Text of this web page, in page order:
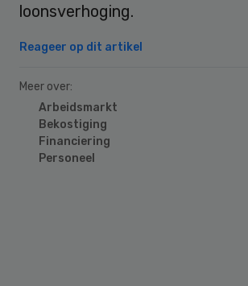
loonsverhoging.
Reageer op dit artikel
Meer over:
Arbeidsmarkt
Bekostiging
Financiering
Personeel